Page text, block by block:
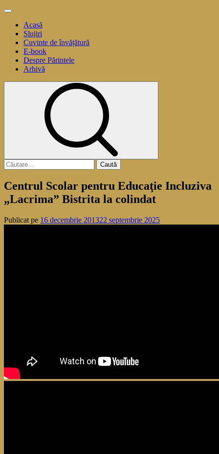
Sari
conținut
Meniu
principalAcasă
Slujiri
Cuvinte de învățătură
E-book
Despre Părintele
Arhivă
Caută
după:
Centrul Scolar pentru Educaţie Incluziva
„Lacrima” Bistrita la colindat
Publicat pe 16 decembrie 201322 septembrie 2025